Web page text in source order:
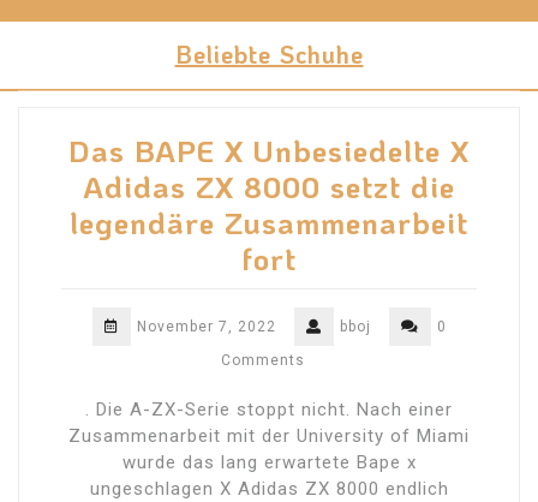
Beliebte Schuhe
Das BAPE X Unbesiedelte X
Adidas ZX 8000 setzt die
legendäre Zusammenarbeit
fort
November 7, 2022 bboj
0
Comments
. Die A-ZX-Serie stoppt nicht. Nach einer
Zusammenarbeit mit der University of Miami
wurde das lang erwartete Bape x
ungeschlagen X Adidas ZX 8000 endlich